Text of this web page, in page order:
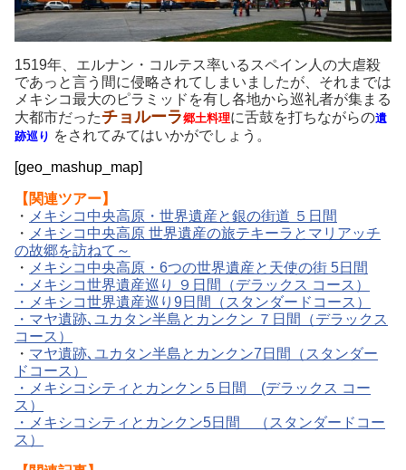
1519年、エルナン・コルテス率いるスペイン人の大虐殺
であっと言う間に侵略されてしまいましたが、それまでは
メキシコ最大のピラミッドを有し各地から巡礼者が集まる
大都市だったチョルーラ郷土料理に舌鼓を打ちながらの遺
跡巡り をされてみてはいかがでしょう。
[geo_mashup_map]
【 関連ツアー】
・ メキシコ中央高原・世界遺産と銀の街道 ５日間
・ メキシコ中央高原 世界遺産の旅テキーラとマリアッチ
の故郷を訪ねて～
・ メキシコ中央高原・6つの世界遺産と天使の街 5日間
・ メキシコ世界遺産巡り ９日間（デラックス コース）
・ メキシコ世界遺産巡り9日間（スタンダードコース）
・ マヤ遺跡､ユカタン半島とカンクン ７日間（デラックス
コース）
・ マヤ遺跡､ユカタン半島とカンクン7日間（スタンダー
ドコース）
・ メキシコシティとカンクン５日間 (デラックス コー
ス）
・ メキシコシティとカンクン5日間 （スタンダードコー
ス）